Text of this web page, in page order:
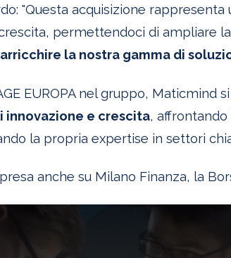
"Questa acquisizione rappresenta
permettendoci di ampliare
arricchire la nostra gamma di
EUROPA nel gruppo, Maticmind
innovazione e crescita,
la propria expertise in settori
anche su Milano Finanza, la